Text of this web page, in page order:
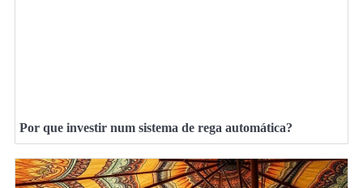
Por que investir num sistema de rega automática?